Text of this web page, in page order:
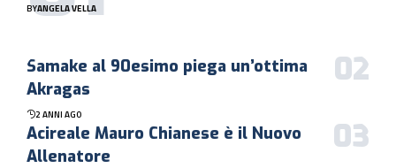
BYANGELA VELLA
Samake al 90esimo piega un’ottima
Akragas
2 ANNI AGO
Acireale Mauro Chianese è il Nuovo
Allenatore